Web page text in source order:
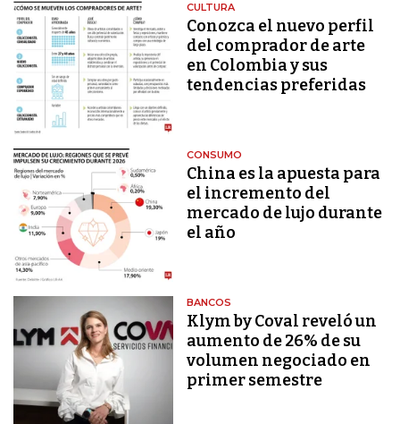
CULTURA
Conozca el nuevo perfil
del comprador de arte
en Colombia y sus
tendencias preferidas
CONSUMO
China es la apuesta para
el incremento del
mercado de lujo durante
el año
BANCOS
Klym by Coval reveló un
aumento de 26% de su
volumen negociado en
primer semestre